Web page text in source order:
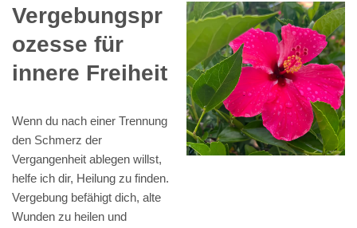
Vergebungspr
ozesse für
innere Freiheit
Wenn du nach einer Trennung
den Schmerz der
Vergangenheit ablegen willst,
helfe ich dir, Heilung zu finden.
Vergebung befähigt dich, alte
Wunden zu heilen und